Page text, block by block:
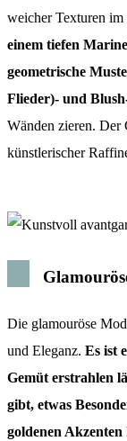
weicher Texturen
einem tiefen
geometrische
Flieder)- und
Wänden zieren. Der
künstlerischer
Die glamouröse
und Eleganz. Es ist
Gemüt erstrahlen
gibt, etwas
goldenen Akzenten